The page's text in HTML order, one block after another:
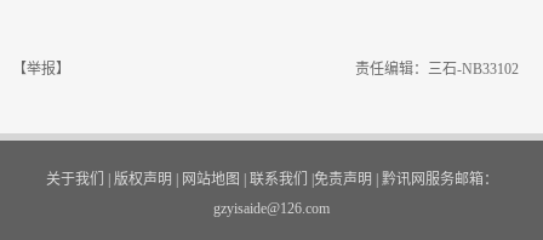
【举报】 责任编辑：三石-NB33102
关于我们 | 版权声明 | 网站地图 | 联系我们 |免责声明 | 黔讯网服务邮箱：
gzyisaide@126.com